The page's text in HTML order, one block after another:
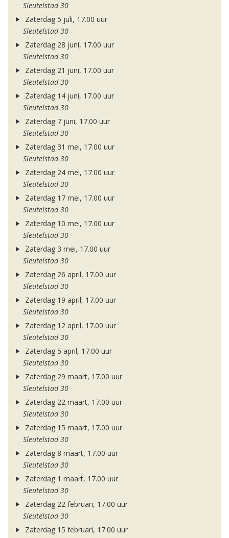
Sleutelstad 30
Zaterdag 5 juli, 17.00 uur
Sleutelstad 30
Zaterdag 28 juni, 17.00 uur
Sleutelstad 30
Zaterdag 21 juni, 17.00 uur
Sleutelstad 30
Zaterdag 14 juni, 17.00 uur
Sleutelstad 30
Zaterdag 7 juni, 17.00 uur
Sleutelstad 30
Zaterdag 31 mei, 17.00 uur
Sleutelstad 30
Zaterdag 24 mei, 17.00 uur
Sleutelstad 30
Zaterdag 17 mei, 17.00 uur
Sleutelstad 30
Zaterdag 10 mei, 17.00 uur
Sleutelstad 30
Zaterdag 3 mei, 17.00 uur
Sleutelstad 30
Zaterdag 26 april, 17.00 uur
Sleutelstad 30
Zaterdag 19 april, 17.00 uur
Sleutelstad 30
Zaterdag 12 april, 17.00 uur
Sleutelstad 30
Zaterdag 5 april, 17.00 uur
Sleutelstad 30
Zaterdag 29 maart, 17.00 uur
Sleutelstad 30
Zaterdag 22 maart, 17.00 uur
Sleutelstad 30
Zaterdag 15 maart, 17.00 uur
Sleutelstad 30
Zaterdag 8 maart, 17.00 uur
Sleutelstad 30
Zaterdag 1 maart, 17.00 uur
Sleutelstad 30
Zaterdag 22 februari, 17.00 uur
Sleutelstad 30
Zaterdag 15 februari, 17.00 uur